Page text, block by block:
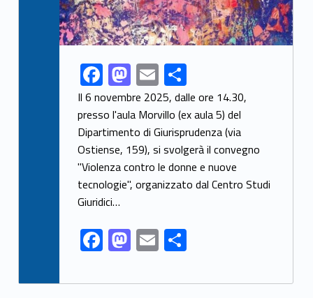
Link identifier share facebook archive #share-link-archive-58856F
ac
e
b
o
o
k
M
as
to
d
o
n
E
m
ai
l
S
h
ar
e
Il 6 novembre 2025, dalle ore 14.30,
presso l'aula Morvillo (ex aula 5) del
Dipartimento di Giurisprudenza (via
Ostiense, 159), si svolgerà il convegno
"Violenza contro le donne e nuove
tecnologie", organizzato dal Centro Studi
Giuridici…
F
ac
e
M
as
to
E
m
ai
S
ar